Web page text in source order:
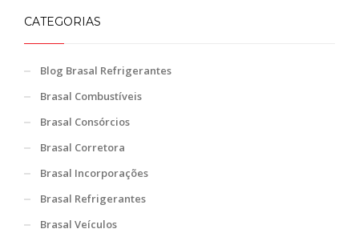
CATEGORIAS
Blog Brasal Refrigerantes
Brasal Combustíveis
Brasal Consórcios
Brasal Corretora
Brasal Incorporações
Brasal Refrigerantes
Brasal Veículos